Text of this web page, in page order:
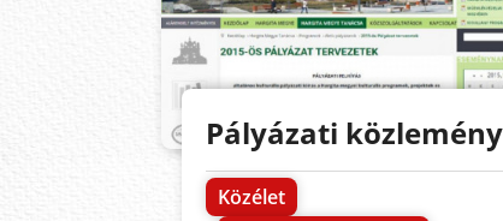
Pályázati közlemény
Közélet